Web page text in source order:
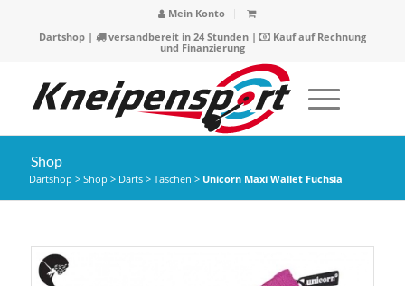
Mein Konto
Dartshop| versandbereit in 24 Stunden |
Kauf auf Rechnung
und Finanzierung
Shop
Dartshop > Shop > Darts> Taschen > Unicorn Maxi Wallet Fuchsia